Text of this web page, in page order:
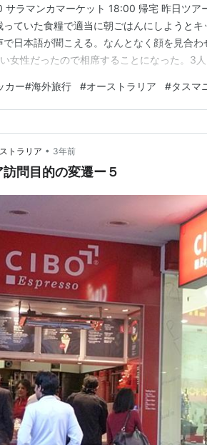
ラマンカマーケット 18:00 帰宅 昨日ツア
ていた食糧で適当に朝ごはんにしようとキ
で日本語が聞こえる。なんとなく顔を見合わ
女性だったので相席することになった。3
で包んで左右にねじって割ると簡単だとい
カー#海外旅行 #オーストラリア #タスマ
トラリア • 3年前
問目的の変遷ー５